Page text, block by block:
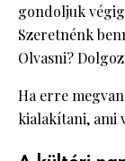
gondoljuk
Szeretnénk
Olvasni?
Ha erre
kialakítani, ami